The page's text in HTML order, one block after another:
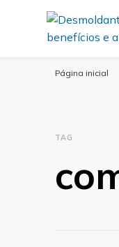
Página inicial
TAG